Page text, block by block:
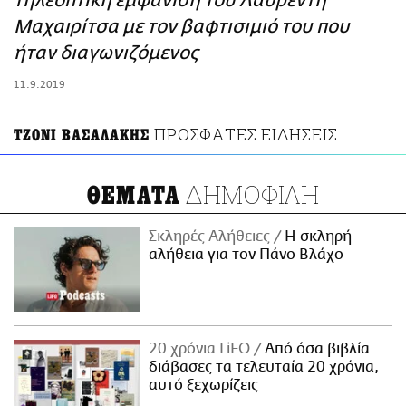
ΑΜΠΑ
PRINT
Μαχαιρίτσα με τον βαφτισιμιό του που
ήταν διαγωνιζόμενος
11.9.2019
ΤΖΟΝΙ ΒΑΣΑΛΑΚΗΣ ΠΡΟΣΦΑΤΕΣ ΕΙΔΗΣΕΙΣ
ΘΕΜΑΤΑ ΔΗΜΟΦΙΛΗ
Σκληρές Αλήθειες
H σκληρή
αλήθεια για τον Πάνο Βλάχο
20 χρόνια LiFO
Από όσα βιβλία
διάβασες τα τελευταία 20 χρόνια,
αυτό ξεχωρίζεις